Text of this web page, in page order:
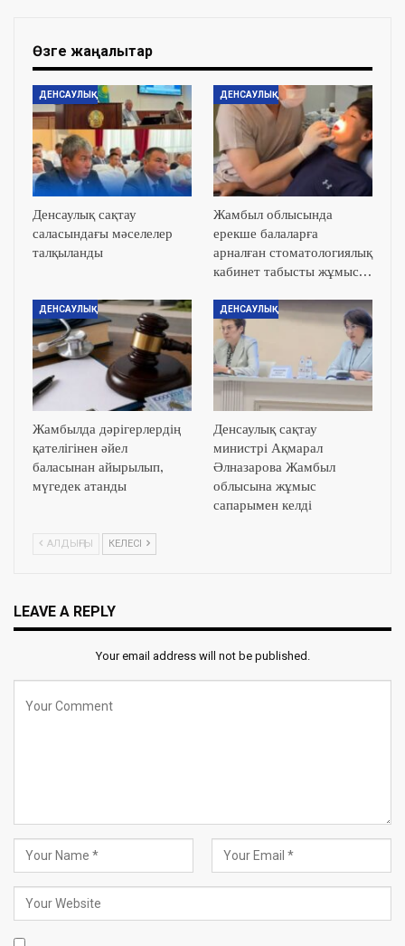
Өзге жаңалықтар
ДЕНСАУЛЫҚ
Денсаулық сақтау
саласындағы мәселелер
талқыланды
ДЕНСАУЛЫҚ
Жамбыл облысында
ерекше балаларға
арналған стоматологиялық
кабинет табысты жұмыс…
ДЕНСАУЛЫҚ
Жамбылда дәрігерлердің
қателігінен әйел
баласынан айырылып,
мүгедек атанды
ДЕНСАУЛЫҚ
Денсаулық сақтау
министрі Ақмарал
Әлназарова Жамбыл
облысына жұмыс
сапарымен келді
АЛДЫҢҒЫ КЕЛЕСІ
LEAVE A REPLY
Your email address will not be published.